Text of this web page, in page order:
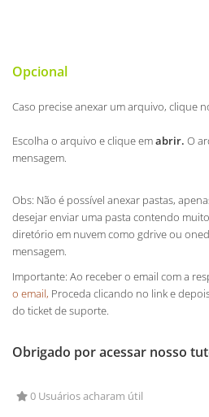
Opcional
Caso precise anexar um arquivo, clique
Escolha o arquivo e clique emabrir. O
mensagem.
Obs: Não é possível anexar pastas,
desejar enviar uma pasta contendo
diretório em nuvem como gdrive ou
mensagem.
Importante: Ao receber o email com a
o email, Proceda clicando no link e
do ticket de suporte.
Obrigado por acessar nosso
0 Usuários acharam útil